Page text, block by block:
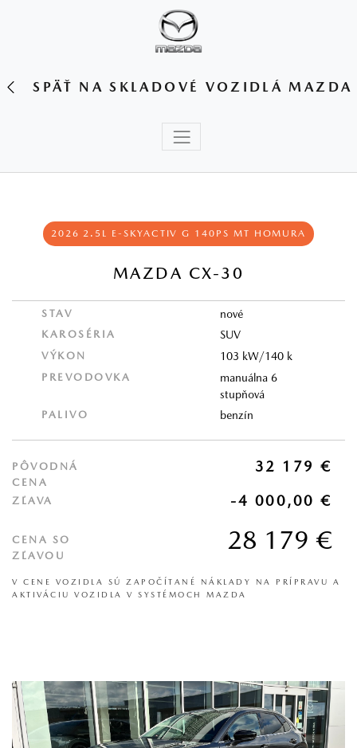
SPÄŤ NA SKLADOVÉ VOZIDLÁ MAZDA
2026 2.5L E-SKYACTIV G 140PS MT HOMURA
MAZDA CX-30
STAV nové
KAROSÉRIA SUV
VÝKON 103 kW/140 k
PREVODOVKA
manuálna 6
stupňová
PALIVO benzín
PÔVODNÁ
CENA
32 179 €
ZĽAVA -4 000,00 €
CENA SO
ZĽAVOU
28 179 €
V CENE VOZIDLA SÚ ZAPOČÍTANÉ NÁKLADY NA PRÍPRAVU A
AKTIVÁCIU VOZIDLA V SYSTÉMOCH MAZDA